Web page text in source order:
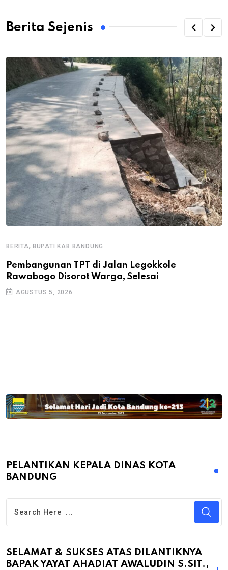
Berita Sejenis
BERITA, BUPATI KAB BANDUNG
Pembangunan TPT di Jalan Legokkole
Rawabogo Disorot Warga, Selesai
AGUSTUS 5, 2026
PELANTIKAN KEPALA DINAS KOTA
BANDUNG
SELAMAT & SUKSES ATAS DILANTIKNYA
BAPAK YAYAT AHADIAT AWALUDIN S.SIT.,